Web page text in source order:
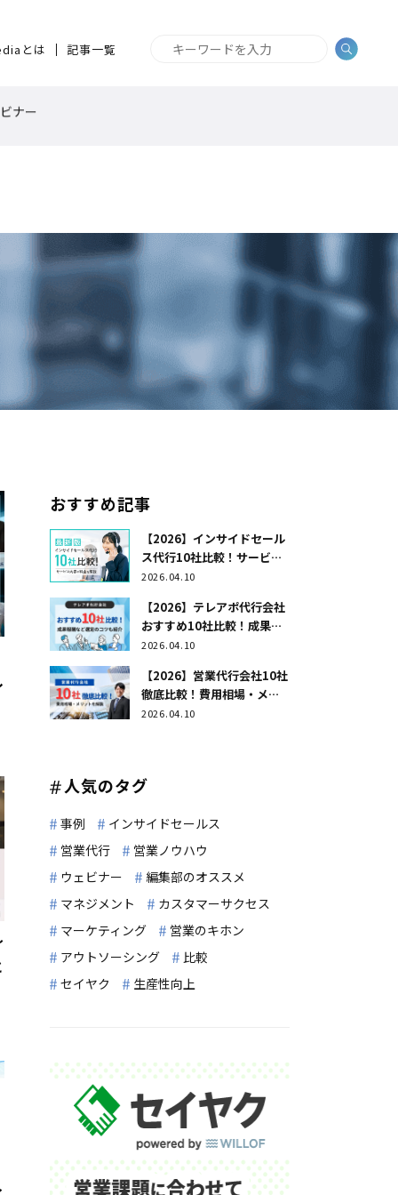
とは 記事一覧
ナー
おすすめ記事
【2026】インサイドセール
ス代行10社比較！サービス
内容や料金を解説
2026.04.10
【2026】テレアポ代行会社
おすすめ10社比較！成果報
酬など選定のコツも紹介
2026.04.10
【2026】営業代行会社10社
徹底比較！費用相場・メリ
ットを解説
2026.04.10
人気のタグ
事例
インサイドセールス
営業代行
営業ノウハウ
ウェビナー
編集部のオススメ
マネジメント
カスタマーサクセス
マーケティング
営業のキホン
アウトソーシング
比較
セイヤク
生産性向上